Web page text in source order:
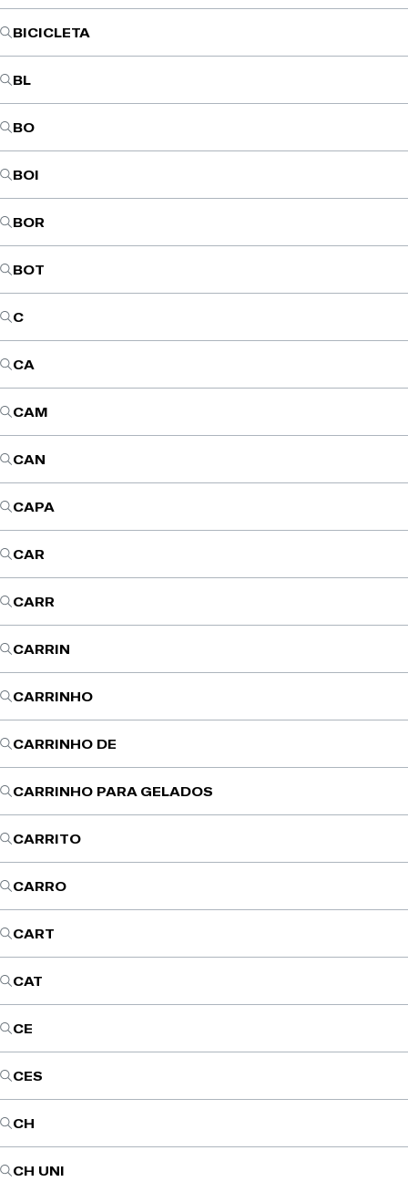
BICICLETA
BL
BO
BOI
BOR
BOT
C
CA
CAM
CAN
CAPA
CAR
CARR
CARRIN
CARRINHO
CARRINHO DE
CARRINHO PARA GELADOS
CARRITO
CARRO
CART
CAT
CE
CES
CH
CH UNI